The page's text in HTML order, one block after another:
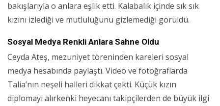
bakışlarıyla o anlara eşlik etti. Kalabalık içinde sık sık
kızını izlediği ve mutluluğunu gizlemediği görüldü.
Sosyal Medya Renkli Anlara Sahne Oldu
Ceyda Ateş, mezuniyet töreninden kareleri sosyal
medya hesabında paylaştı. Video ve fotoğraflarda
Talia’nın neşeli halleri dikkat çekti. Küçük kızın
diplomayı alırkenki heyecanı takipçilerden de büyük ilgi